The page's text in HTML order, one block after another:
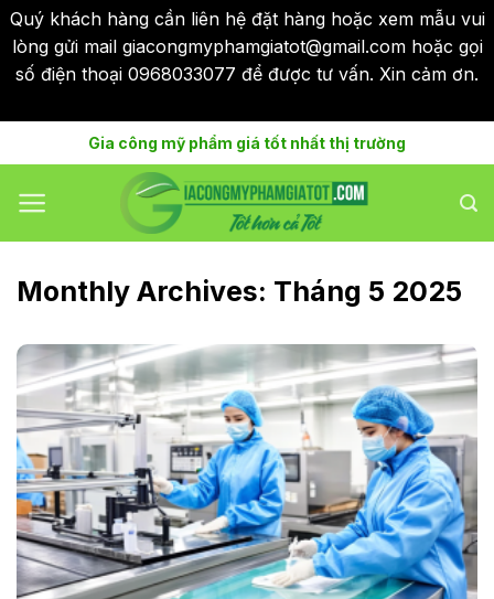
Quý khách hàng cần liên hệ đặt hàng hoặc xem mẫu vui
lòng gửi mail giacongmyphamgiatot@gmail.com hoặc gọi
số điện thoại 0968033077 để được tư vấn. Xin cảm ơn.
to
content
Gia công mỹ phẩm giá tốt nhất thị trường
Monthly Archives: Tháng 5 2025